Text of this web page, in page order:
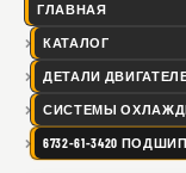
ГЛАВНАЯ
КАТАЛОГ
ДЕТАЛИ
СИСТЕМЫ
6732-61-3420